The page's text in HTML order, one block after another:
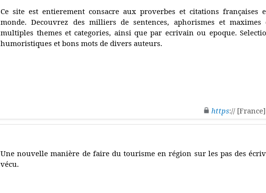
Ce site est entierement consacre aux proverbes et citations françaises
monde. Decouvrez des milliers de sentences, aphorismes et maximes
multiples themes et categories, ainsi que par ecrivain ou epoque.
humoristiques et bons mots de divers auteurs.
https://
Une nouvelle manière de faire du tourisme en région sur les pas des
vécu.